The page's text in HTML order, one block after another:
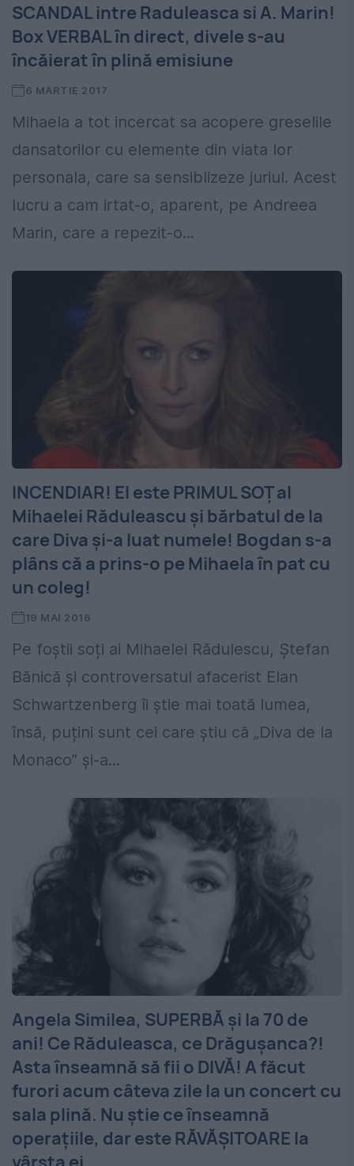
SCANDAL intre Raduleasca si A. Marin!
Box VERBAL în direct, divele s-au
încăierat în plină emisiune
6 MARTIE 2017
Mihaela a tot incercat sa acopere greselile
dansatorilor cu elemente din viata lor
personala, care sa sensiblizeze juriul. Acest
lucru a cam irtat-o, aparent, pe Andreea
Marin, care a repezit-o...
INCENDIAR! El este PRIMUL SOȚ al
Mihaelei Răduleascu și bărbatul de la
care Diva și-a luat numele! Bogdan s-a
plâns că a prins-o pe Mihaela în pat cu
un coleg!
19 MAI 2016
Pe foștii soți ai Mihaelei Rădulescu, Ștefan
Bănică și controversatul afacerist Elan
Schwartzenberg îi știe mai toată lumea,
însă, puțini sunt cei care știu că „Diva de la
Monaco” și-a...
Angela Similea, SUPERBĂ şi la 70 de
ani! Ce Răduleasca, ce Drăguşanca?!
Asta înseamnă să fii o DIVĂ! A făcut
furori acum câteva zile la un concert cu
sala plină. Nu ştie ce înseamnă
operaţiile, dar este RĂVĂŞITOARE la